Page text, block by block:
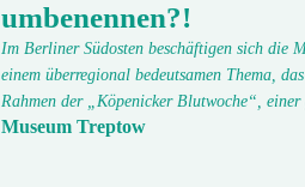
umbenennen?!
Im Berliner Südosten beschäftigen sich die
einem überregional bedeutsamen Thema,
Rahmen der „Köpenicker Blutwoche“,
Museum Treptow